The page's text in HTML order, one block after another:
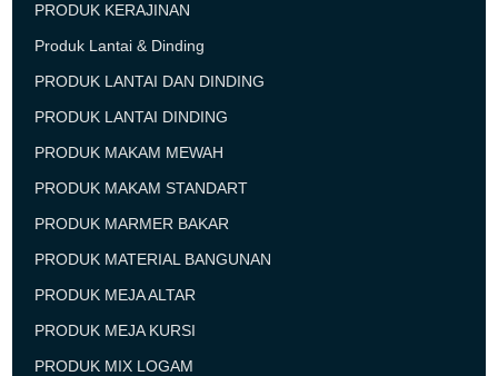
PRODUK KERAJINAN
Produk Lantai & Dinding
PRODUK LANTAI DAN DINDING
PRODUK LANTAI DINDING
PRODUK MAKAM MEWAH
PRODUK MAKAM STANDART
PRODUK MARMER BAKAR
PRODUK MATERIAL BANGUNAN
PRODUK MEJA ALTAR
PRODUK MEJA KURSI
PRODUK MIX LOGAM